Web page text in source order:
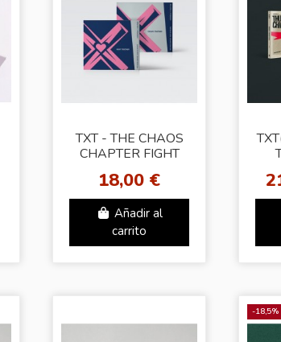
TXT - THE CHAOS
CHAPTER FIGHT
[Together Ver. -
Random Cover]
18,00 €
Añadir al
carrito
-18,5%